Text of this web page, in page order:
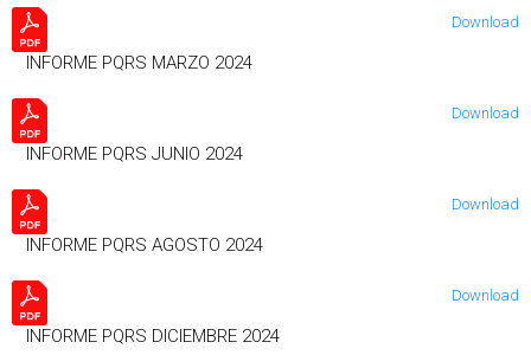
INFORME PQRS MARZO 2024
Download
INFORME PQRS JUNIO 2024
Download
INFORME PQRS AGOSTO 2024
Download
INFORME PQRS DICIEMBRE 2024
Download